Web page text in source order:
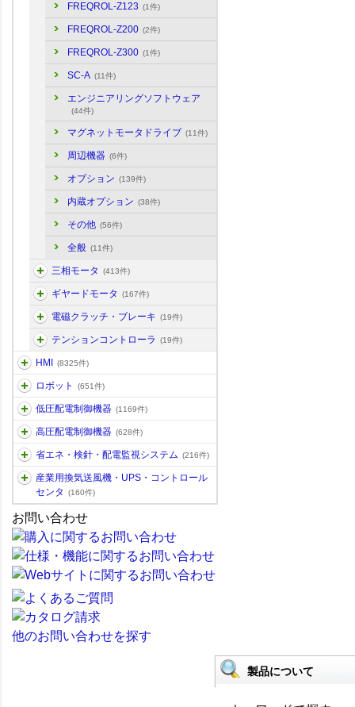
FREQROL-Z123 (1件)
FREQROL-Z200 (2件)
FREQROL-Z300 (1件)
SC-A (11件)
エンジニアリングソフトウェア
(44件)
マグネットモータドライブ (11件)
周辺機器 (6件)
オプション (139件)
内蔵オプション (38件)
その他 (56件)
全般 (11件)
三相モータ (413件)
ギヤードモータ (167件)
電磁クラッチ・ブレーキ (19件)
テンションコントローラ (19件)
HMI (8325件)
ロボット (651件)
低圧配電制御機器 (1169件)
高圧配電制御機器 (628件)
省エネ・検針・配電監視システム (216件)
産業用換気送風機・UPS・コントロール
センタ
(160件)
お問い合わせ
他のお問い合わせを探す
製品について